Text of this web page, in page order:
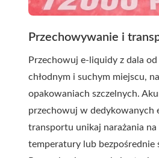
Przechowywanie i
Przechowuj e-liquidy z dala
chłodnym i suchym miejscu,
opakowaniach szczelnych.
przechowuj w dedykowanych
transportu unikaj narażania na
temperatury lub bezpośrednie